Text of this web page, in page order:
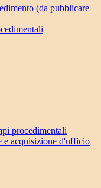
(da pubblicare
procedimentali
e acquisizione d'ufficio